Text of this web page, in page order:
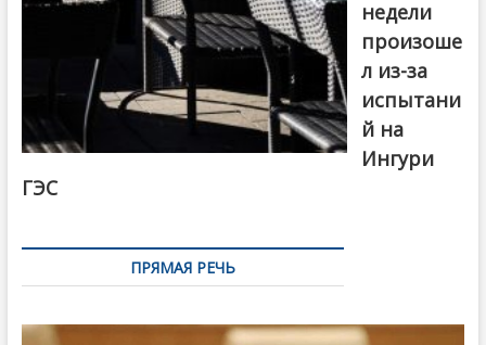
недели
произоше
л из-за
испытани
й на
Ингури
ГЭС
ПРЯМАЯ РЕЧЬ